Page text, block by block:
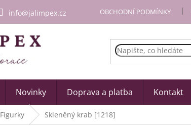
info@jalimpex.cz OBCHODNÍ PODMÍNKY
Novinky Doprava a platba Kontakt
Figurky Skleněný krab [1218]